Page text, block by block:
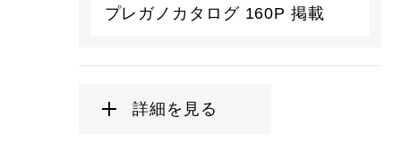
プレガノカタログ 160P 掲載
詳細を見る